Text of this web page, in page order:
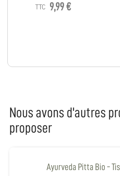
TTC 9,99 €
Nous avons d'autres
proposer
Ayurveda Pitta Bio -